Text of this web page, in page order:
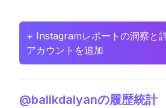
+ Instagramレポートの洞察と
アカウントを追加
@balikdalyanの履歴統計